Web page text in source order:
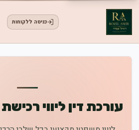
כניסה ללקוחות
עורכת דין ליווי